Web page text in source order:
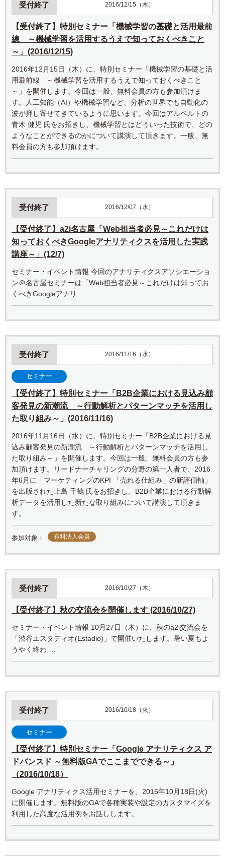
受付終了 2016/12/15（木）
【受付終了】特別セミナー「機械学習の基礎と活用最前
線 ～機械学習を活用するうえで知っておくべきこと
～」(2016/12/15)
2016年12月15日（木）に、特別セミナー「機械学習の基礎と活
用最前線 ～機械学習を活用するうえで知っておくべきこと
～」を開催します。今回は一般、無料会員の方も参加頂けま
す。人工知能（AI）や機械学習など、分析の世界でも自動化の
波が押し寄せてきているように思います。今回はアルベルトの
青木 健児 氏をお招きし、機械学習とはどういった技術で、どの
ようなことができるのかについて講演して頂きます。一般、無
料会員の方も参加頂けます。
受付終了 2016/12/07（水）
【受付終了】a2i名古屋「Web担当者必見～これだけは
知っておくべきGoogleアナリティクスを活用した実践
講座～」(12/7)
セミナー・イベント情報 今回のアナリティクスアソシエーショ
ン＠名古屋セミナーは「Web担当者必見～これだけは知ってお
くべきGoogleアナリ …
受付終了 2016/11/16（水）
セミナー
【受付終了】特別セミナー「B2B企業における見込み顧
客発見の新潮流 ～行動解析とパターンマッチを活用し
た取り組み～」(2016/11/16)
2016年11月16日（水）に、特別セミナー「B2B企業における見
込み顧客発見の新潮流 ～行動解析とパターンマッチを活用し
た取り組み～」を開催します。今回は一般、無料会員の方も参
加頂けます。リードナーチャリングの分野の第一人者で、2016
年6月に「マーケティングのKPI 「売れる仕組み」の新評価軸」
を出版された上島 千鶴 氏をお招きし、B2B企業における行動解
析データを活用した新たな取り組みについて講演して頂きま
す。
参加対象： 有料法人会員
受付終了 2016/10/27（木）
【受付終了】秋の交流会を開催します (2016/10/27)
セミナー・イベント情報 10月27日（木）に、秋のa2i交流会を
「渋谷エスタディオ(Estadio)」で開催いたします。暑い夏もよ
うやく終わ …
受付終了 2016/10/18（火）
セミナー
【受付終了】特別セミナー「Google アナリティクス ア
ドバンスド ～無料版GAでここまでできる～」
（2016/10/18）
Google アナリティクス活用セミナーを、2016年10月18日(火)
に開催します。無料版のGAで各種実装や設定のカスタマイズを
利用した高度な活用例をお話しします。